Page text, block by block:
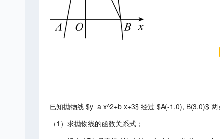
已知抛物线 $y=a x^2+b x+3$ 经过 $A(-1,0), B(3,0)$
（1）求抛物线的函数关系式；